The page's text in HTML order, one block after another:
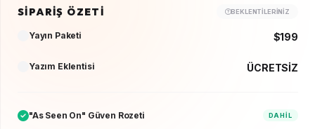
SIPARIŞ ÖZETI BEKLENTILERINIZ
Yayın Paketi $199
Yazım Eklentisi ÜCRETSİZ
"As Seen On" Güven Rozeti DAHIL